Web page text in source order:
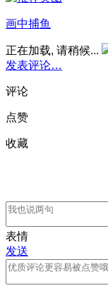
画中捕鱼
正在加载, 请稍候...
发表评论…
评论
点赞
收藏
表情
发送